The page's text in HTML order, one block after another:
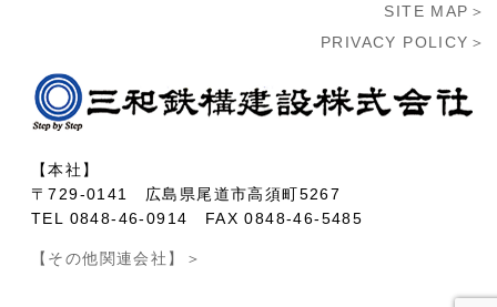
SITE MAP＞
PRIVACY POLICY＞
【本社】
〒729-0141 広島県尾道市高須町5267
TEL 0848-46-0914 FAX 0848-46-5485
【その他関連会社】＞